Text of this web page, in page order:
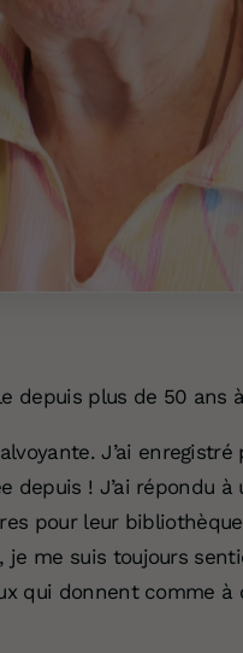
depuis plus de 50 ans
J’ai
depuis ! J’ai répondu à
pour leur bibliothèque
me suis toujours
qui donnent comme à